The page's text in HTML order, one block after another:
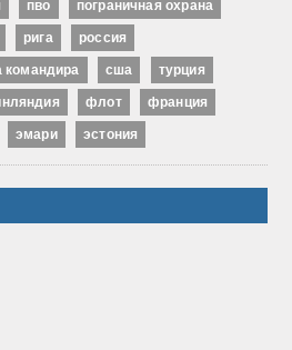
пво пограничная охрана
рига россия
командира сша турция
флот франция
эмари эстония